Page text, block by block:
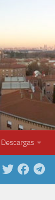
Descargas